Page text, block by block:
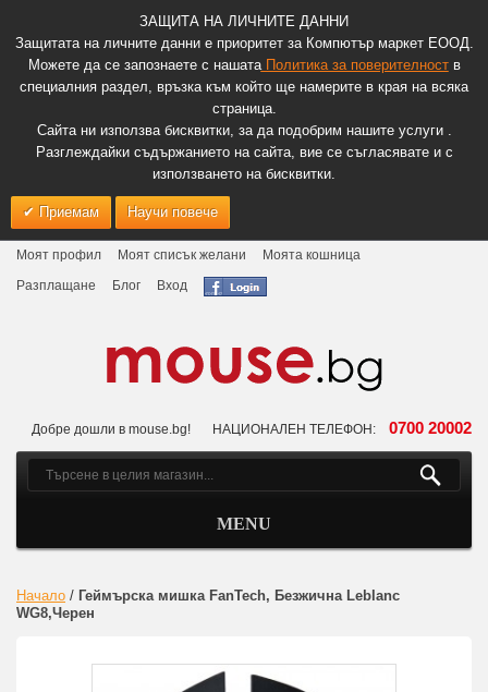
ЗАЩИТА НА ЛИЧНИТЕ ДАННИ
Защитата на личните данни е приоритет за Компютър маркет ЕООД.
Можете да се запознаете с нашатаПолитика за поверителноств
специалния раздел, връзка към който ще намерите в края на всяка
страница.
Сайта ни използва бисквитки, за да подобрим нашите услуги .
Разглеждайки съдържанието на сайта, вие се съгласявате и с
използването на бисквитки.
Приемам Научи повече
Моят профил Моят списък желани
Моята кошница
Разплащане
Блог Вход
Добре дошли в mouse.bg! НАЦИОНАЛЕН ТЕЛЕФОН: 0700 20002
MENU
Начало / Геймърска мишка FanTech, Безжична Leblanc
WG8,Черен